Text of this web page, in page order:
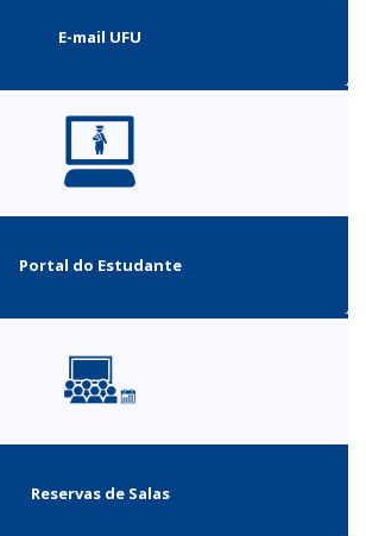
E-mail UFU
Portal do Estudante
Reservas de Salas